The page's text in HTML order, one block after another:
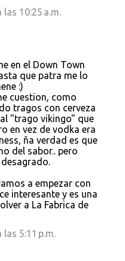
10:25 a.m.
en el Down Town
que patra me lo
:)
cuestion, como
tragos con cerveza
"trago vikingo" que
en vez de vodka era
ña verdad es que
del sabor.. pero
a empezar con
interesante y es una
a La Fabrica de
5:11 p.m.